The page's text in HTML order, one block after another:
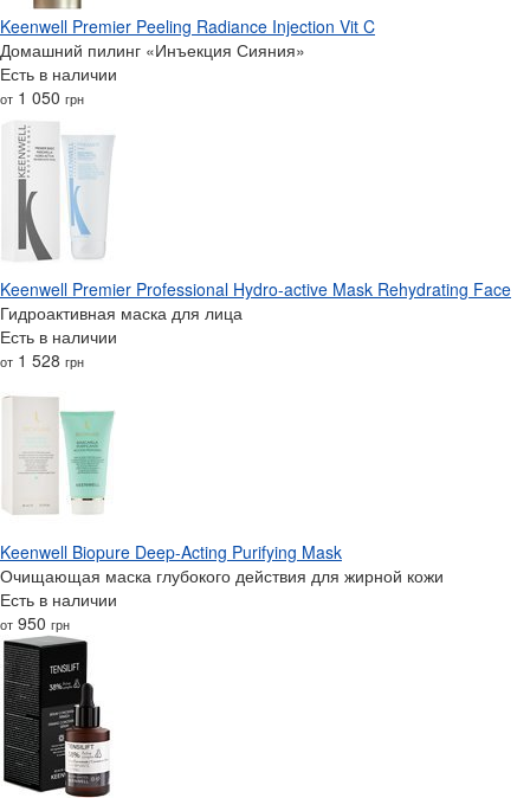
Keenwell Premier Peeling Radiance Injection Vit C
Домашний пилинг «Инъекция Сияния»
Есть в наличии
от 1 050 грн
Keenwell Premier Professional Hydro-active Mask Rehydrating Face
Гидроактивная маска для лица
Есть в наличии
от 1 528 грн
Keenwell Biopure Deep-Acting Purifying Mask
Очищающая маска глубокого действия для жирной кожи
Есть в наличии
от 950 грн